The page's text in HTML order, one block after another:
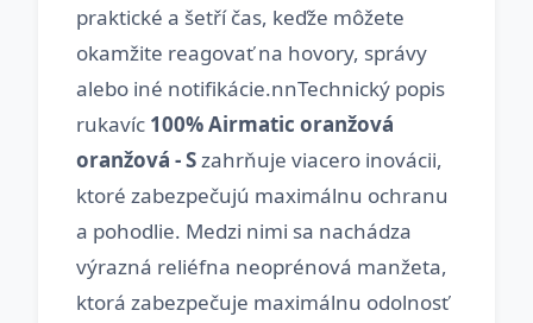
praktické a šetří čas, keďže môžete
okamžite reagovať na hovory, správy
alebo iné notifikácie.nnTechnický popis
rukavíc 100% Airmatic oranžová
oranžová - Szahrňuje viacero inovácii,
ktoré zabezpečujú maximálnu ochranu
a pohodlie. Medzi nimi sa nachádza
výrazná reliéfna neoprénová manžeta,
ktorá zabezpečuje maximálnu odolnosť